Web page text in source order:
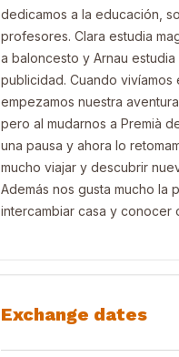
dedicamos a la educación,
profesores. Clara estudia
a baloncesto y Arnau
publicidad. Cuando vivíamos
empezamos nuestra
pero al mudarnos a Premià
una pausa y ahora lo
mucho viajar y descubrir
Además nos gusta mucho la
intercambiar casa y conocer
Exchange dates